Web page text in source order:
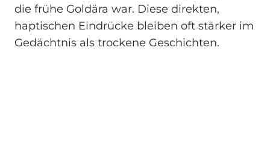
die frühe Goldära war. Diese direkten,
haptischen Eindrücke bleiben oft stärker im
Gedächtnis als trockene Geschichten.